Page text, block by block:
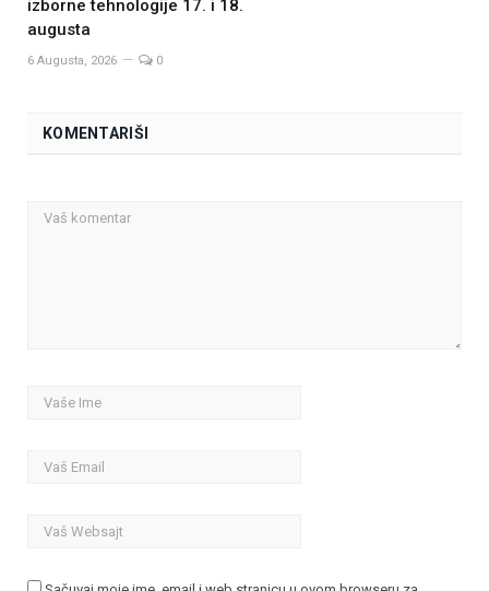
izborne tehnologije 17. i 18.
augusta
6 Augusta, 2026 0
KOMENTARIŠI